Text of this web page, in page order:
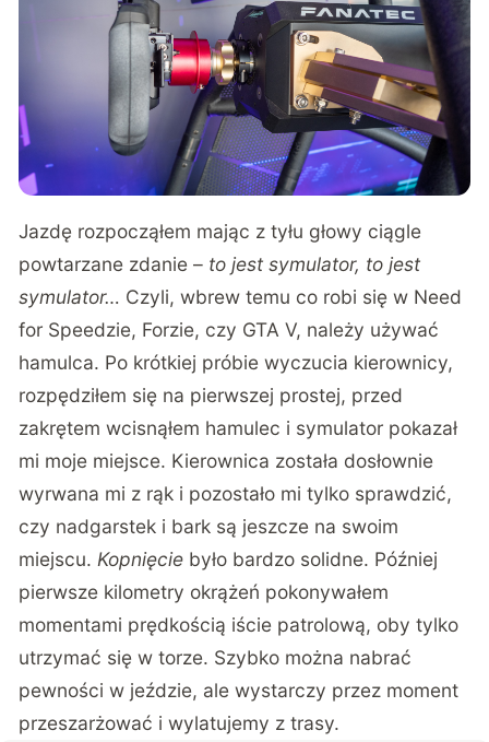
Jazdę rozpocząłem mając z tyłu głowy ciągle
powtarzane zdanie – to jest symulator, to jest
symulator… Czyli, wbrew temu co robi się w Need
for Speedzie, Forzie, czy GTA V, należy używać
hamulca. Po krótkiej próbie wyczucia kierownicy,
rozpędziłem się na pierwszej prostej, przed
zakrętem wcisnąłem hamulec i symulator pokazał
mi moje miejsce. Kierownica została dosłownie
wyrwana mi z rąk i pozostało mi tylko sprawdzić,
czy nadgarstek i bark są jeszcze na swoim
miejscu. Kopnięcie było bardzo solidne. Później
pierwsze kilometry okrążeń pokonywałem
momentami prędkością iście patrolową, oby tylko
utrzymać się w torze. Szybko można nabrać
pewności w jeździe, ale wystarczy przez moment
przeszarżować i wylatujemy z trasy.